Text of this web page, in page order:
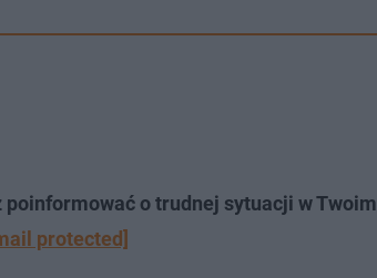
o trudnej sytuacji w Twoim
protected]